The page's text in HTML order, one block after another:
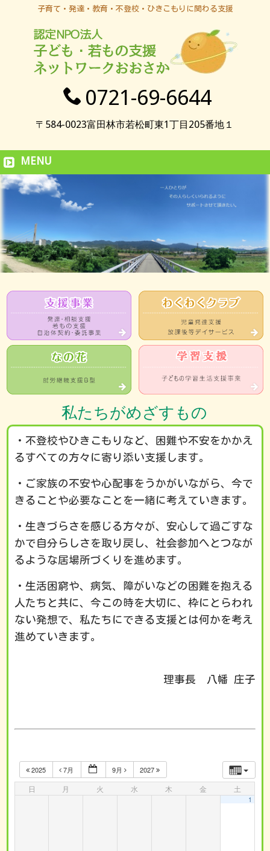
子育て・発達・教育・不登校・ひきこもりに関わる支援
0721-69-6644
〒584-0023富田林市若松町東1丁目205番地１
MENU
私たちがめざすもの
・不登校やひきこもりなど、困難や不安をかかえ
るすべての方々に寄り添い支援します。
・ご家族の不安や心配事をうかがいながら、今で
きることや必要なことを一緒に考えていきます。
・生きづらさを感じる方々が、安心して過ごすな
かで自分らしさを取り戻し、社会参加へとつなが
るような居場所づくりを進めます。
・生活困窮や、病気、障がいなどの困難を抱える
人たちと共に、今この時を大切に、枠にとらわれ
ない発想で、私たちにできる支援とは何かを考え
進めていきます。
理事長 八幡 庄子
2025 7月 9月 2027
日 月 火 水 木 金 土
1